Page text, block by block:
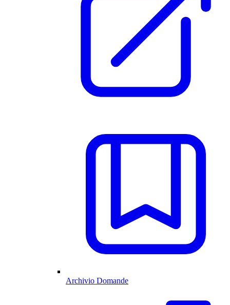
Archivio Domande